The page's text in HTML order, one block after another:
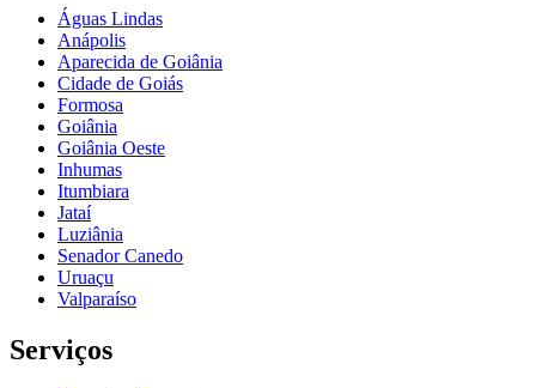
Águas Lindas
Anápolis
Aparecida de Goiânia
Cidade de Goiás
Formosa
Goiânia
Goiânia Oeste
Inhumas
Itumbiara
Jataí
Luziânia
Senador Canedo
Uruaçu
Valparaíso
Serviços